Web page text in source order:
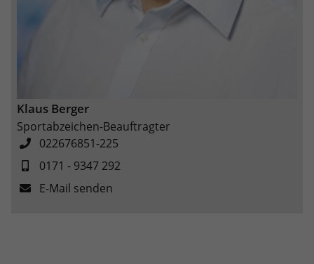
Klaus Berger
Sportabzeichen-Beauftragter
022676851-225
0171 - 9347 292
E-Mail senden